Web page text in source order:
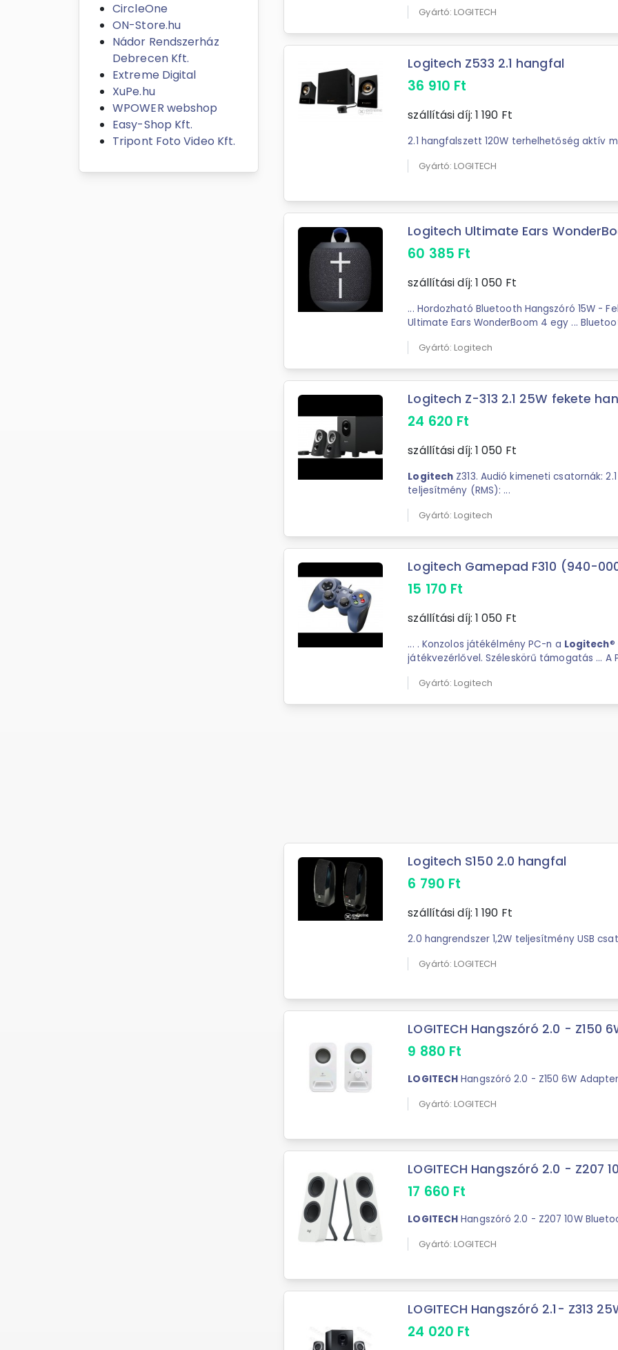
CircleOne
ON-Store.hu
Nádor Rendszerház
Debrecen Kft.
Extreme Digital
XuPe.hu
WPOWER webshop
Easy-Shop Kft.
Tripont Foto Video Kft.
Gyártó: LOGITECH
Logitech Z533 2.1 hangfal
36 910 Ft
szállítási díj: 1 190 Ft
2.1 hangfalszett 120W terhelhetőség aktív
Gyártó: LOGITECH
Logitech Ultimate Ears
60 385 Ft
szállítási díj: 1 050 Ft
... Hordozható Bluetooth Hangszóró 15W -
Ultimate Ears WonderBoom 4 egy ... Bluetooth-t támogató
van ...
Gyártó: Logitech
Logitech Z-313 2.1 25W fekete
24 620 Ft
szállítási díj: 1 050 Ft
Logitech Z313. Audió kimeneti csatornák:
teljesítmény (RMS): ...
Gyártó: Logitech
Logitech Gamepad F310 (940-
15 170 Ft
szállítási díj: 1 050 Ft
... . Konzolos játékélmény PC-n a Logitech®
játékvezérlővel. Széleskörű támogatás ... A
billentyűzet és ...
Gyártó: Logitech
Logitech S150 2.0 hangfal
6 790 Ft
szállítási díj: 1 190 Ft
2.0 hangrendszer 1,2W teljesítmény USB
Gyártó: LOGITECH
LOGITECH Hangszóró 2.0 - Z150
9 880 Ft
LOGITECH Hangszóró 2.0 - Z150 6W
Gyártó: LOGITECH
LOGITECH Hangszóró 2.0 - Z207
17 660 Ft
LOGITECH Hangszóró 2.0 - Z207 10W
Gyártó: LOGITECH
LOGITECH Hangszóró 2.1- Z313
24 020 Ft